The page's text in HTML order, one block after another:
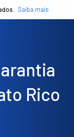
Saiba mais
Rico